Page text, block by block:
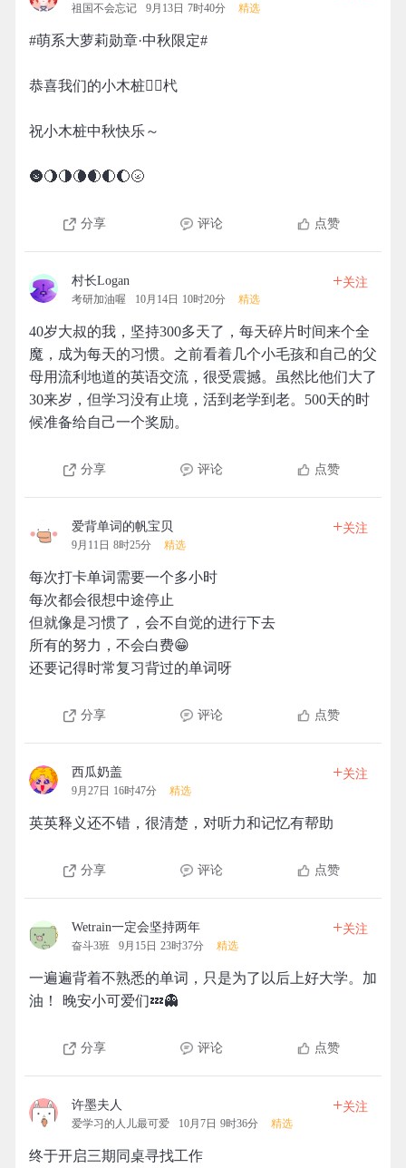
祖国不会忘记 9月13日 7时40分 精选
#萌系大萝莉勋章·中秋限定#
恭喜我们的小木桩👉🏻杙
祝小木桩中秋快乐～
🌚🌖🌗🌘🌒🌓🌔🌝
分享 评论 点赞
村长Logan
考研加油喔 10月14日 10时20分 精选
+关注
40岁大叔的我，坚持300多天了，每天碎片时间来个全
魔，成为每天的习惯。之前看着几个小毛孩和自己的父
母用流利地道的英语交流，很受震撼。虽然比他们大了
30来岁，但学习没有止境，活到老学到老。500天的时
候准备给自己一个奖励。
分享 评论 点赞
爱背单词的帆宝贝
9月11日 8时25分 精选
+关注
每次打卡单词需要一个多小时
每次都会很想中途停止
但就像是习惯了，会不自觉的进行下去
所有的努力，不会白费😁
还要记得时常复习背过的单词呀
分享 评论 点赞
西瓜奶盖
9月27日 16时47分 精选
+关注
英英释义还不错，很清楚，对听力和记忆有帮助
分享 评论 点赞
Wetrain一定会坚持两年
奋斗3班 9月15日 23时37分 精选
+关注
一遍遍背着不熟悉的单词，只是为了以后上好大学。加
油！ 晚安小可爱们💤👻
分享 评论 点赞
许墨夫人
爱学习的人儿最可爱 10月7日 9时36分 精选
+关注
终于开启三期同桌寻找工作